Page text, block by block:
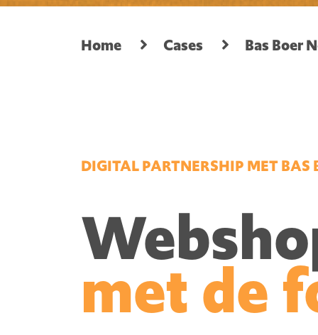
Home Cases Bas Boer
DIGITAL PARTNERSHIP MET BAS
met de